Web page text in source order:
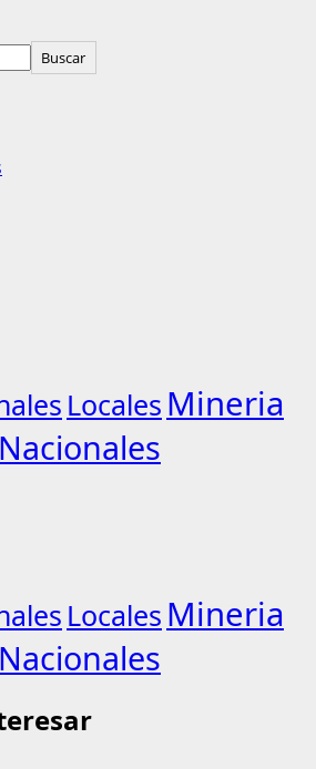
Buscar
Locales Mineria
Nacionales
Locales Mineria
Nacionales